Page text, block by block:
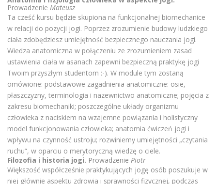
Prowadzenie Mateusz
Ta cześć kursu będzie skupiona na funkcjonalnej biomechanice
w relacji do pozycji jogi. Poprzez zrozumienie budowy ludzkiego
ciała zdobędziesz umiejętność bezpiecznego nauczania jogi.
Wiedza anatomiczna w połączeniu ze zrozumieniem zasad
ustawienia ciała w asanach zapewni bezpieczną praktykę jogi
Twoim przyszłym studentom :-). W module tym zostaną
omówione: podstawowe zagadnienia anatomiczne: osie,
płaszczyzny, terminologia i nazewnictwo anatomiczne; pojęcia z
zakresu biomechaniki; poszczególne układy organizmu
człowieka z naciskiem na wzajemne powiązania i holistyczny
model funkcjonowania człowieka; anatomia ćwiczeń jogi i
wpływu na czynność ustroju; rozwiniemy umiejętności „czytania
ruchu”, w oparciu o merytoryczną wiedzę o ciele.
Filozofia i historia jogi. Prowadzenie Piotr
Większość współcześnie praktykujących jogę osób poszukuje w
niej głównie aspektu zdrowia i sprawności fizycznej, podczas